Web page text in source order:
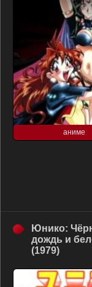
аниме
Юнико:
дождь и
(1979)